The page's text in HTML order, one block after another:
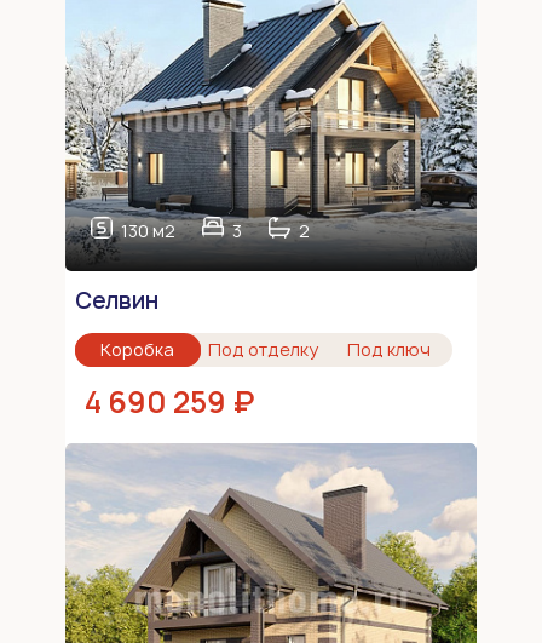
130 м2 3 2
Селвин
Коробка Под отделку Под ключ
4 690 259 ₽